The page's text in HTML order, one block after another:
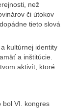
než
či útokov
tieto slová
kultúrnej identity
a inštitúcie.
aktivít, ktoré
bol VI. kongres